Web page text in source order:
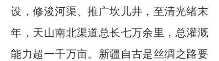
设，修浚河渠、推广坎儿井，至清光绪末
年，天山南北渠道总长七万余里，总灌溉
能力超一千万亩。新疆自古是丝绸之路要